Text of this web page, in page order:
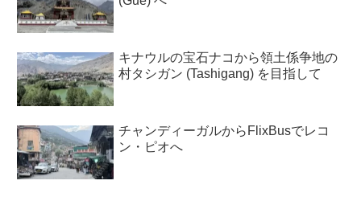
キナウルの宝石ナコから領土係争地の
村タシガン (Tashigang) を目指して
チャンディーガルからFlixBusでレコ
ン・ピオへ